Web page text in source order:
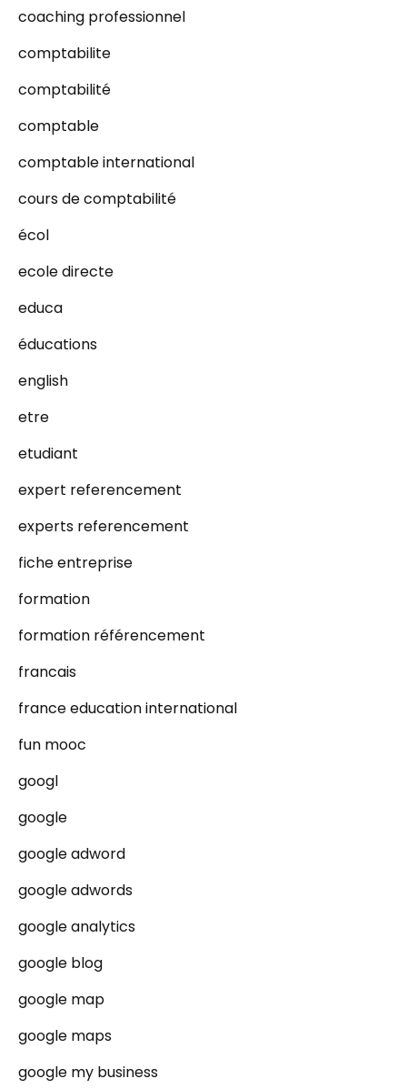
coaching professionnel
comptabilite
comptabilité
comptable
comptable international
cours de comptabilité
écol
ecole directe
educa
éducations
english
etre
etudiant
expert referencement
experts referencement
fiche entreprise
formation
formation référencement
francais
france education international
fun mooc
googl
google
google adword
google adwords
google analytics
google blog
google map
google maps
google my business